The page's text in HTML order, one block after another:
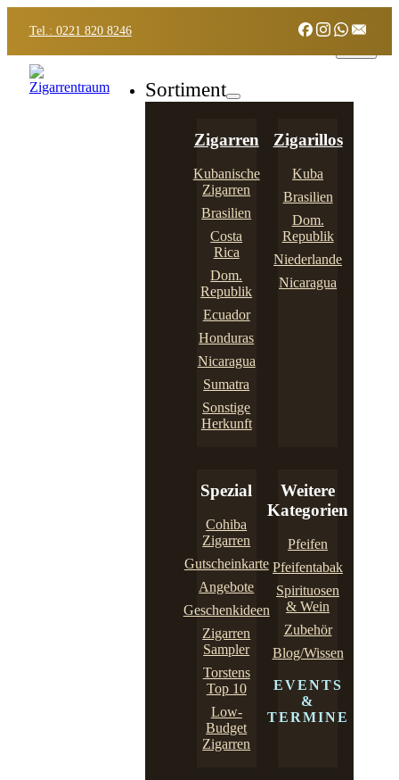
Tel.: 0221 820 8246
Sortiment
Zigarren
Kubanische
Zigarren
Brasilien
Costa
Rica
Dom.
Republik
Ecuador
Honduras
Nicaragua
Sumatra
Sonstige
Herkunft
Zigarillos
Kuba
Brasilien
Dom.
Republik
Niederlande
Nicaragua
Spezial
Cohiba
Zigarren
Gutscheinkarte
Angebote
Geschenkideen
Zigarren
Sampler
Torstens
Top 10
Low-
Budget
Zigarren
Weitere
Kategorien
Pfeifen
Pfeifentabak
Spirituosen
& Wein
Zubehör
Blog/Wissen
EVENTS
&
TERMINE